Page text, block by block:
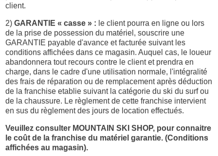
client.
2)GARANTIE « casse » : le client pourra en ligne ou lors
de la prise de possession du matériel, souscrire une
GARANTIE payable d'avance et facturée suivant les
conditions affichées dans ce magasin. Auquel cas, le loueur
abandonnera tout recours contre le client et prendra en
charge, dans le cadre d'une utilisation normale, l'intégralité
des frais de réparation ou de remplacement après déduction
de la franchise etablie suivant la catégorie du ski du surf ou
de la chaussure. Le règlement de cette franchise intervient
en sus du règlement des jours de location effectués.
Veuillez consulter MOUNTAIN SKI SHOP, pour connaitre
le coût de la franchise du matériel garantie. (Conditions
affichées au magasin).